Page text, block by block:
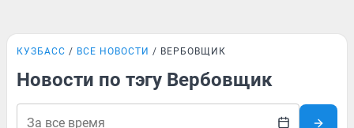
КУЗБАСС ВСЕ НОВОСТИ ВЕРБОВЩИК
Новости по тэгу Вербовщик